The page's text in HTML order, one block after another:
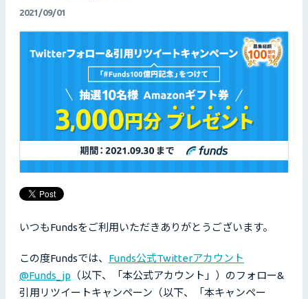
2021/09/01
いつもFundsをご利用いただきありがとうございます。
この度Fundsでは、 Funds公式Twitterアカウント
@Funds_jp （以下、「本公式アカウント」）のフォロー&
引用リツイートキャンペーン（以下、「本キャンペー